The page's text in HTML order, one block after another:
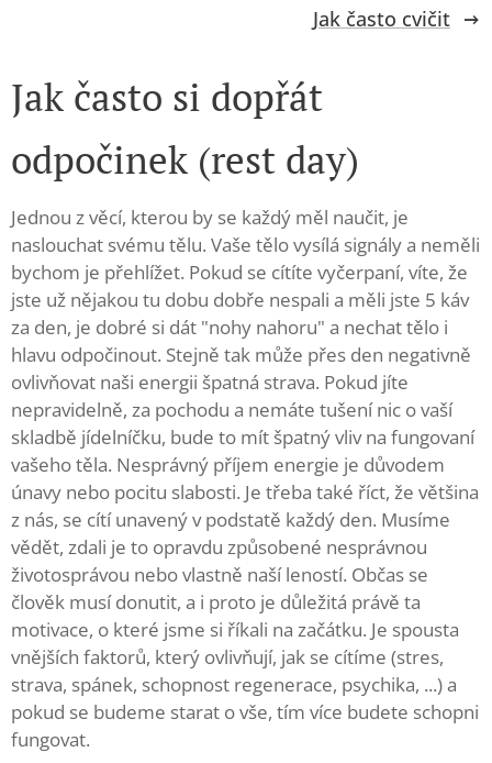
Jak často cvičit
Jak často si dopřát
odpočinek (rest day)
Jednou z věcí, kterou by se každý měl naučit, je
naslouchat svému tělu. Vaše tělo vysílá signály a neměli
bychom je přehlížet. Pokud se cítíte vyčerpaní, víte, že
jste už nějakou tu dobu dobře nespali a měli jste 5 káv
za den, je dobré si dát "nohy nahoru" a nechat tělo i
hlavu odpočinout. Stejně tak může přes den negativně
ovlivňovat naši energii špatná strava. Pokud jíte
nepravidelně, za pochodu a nemáte tušení nic o vaší
skladbě jídelníčku, bude to mít špatný vliv na fungovaní
vašeho těla. Nesprávný příjem energie je důvodem
únavy nebo pocitu slabosti. Je třeba také říct, že většina
z nás, se cítí unavený v podstatě každý den. Musíme
vědět, zdali je to opravdu způsobené nesprávnou
životosprávou nebo vlastně naší leností. Občas se
člověk musí donutit, a i proto je důležitá právě ta
motivace, o které jsme si říkali na začátku. Je spousta
vnějších faktorů, který ovlivňují, jak se cítíme (stres,
strava, spánek, schopnost regenerace, psychika, ...) a
pokud se budeme starat o vše, tím více budete schopni
fungovat.